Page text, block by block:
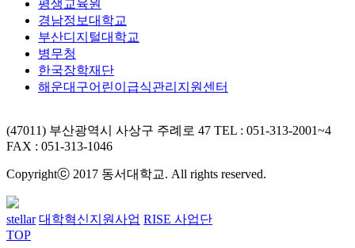
평생교육원
경남정보대학교
부산디지털대학교
병무청
한국장학재단
해운대구어린이급식관리지원센터
(47011) 부산광역시 사상구 주례로 47 TEL : 051-313-2001~4
FAX : 051-313-1046
Copyrightⓒ 2017 동서대학교. All rights reserved.
stellar 대학혁신지원사업 RISE 사업단
TOP